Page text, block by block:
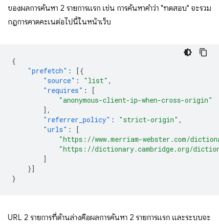
ของผลการค้นหา 2 รายการแรก เช่น การค้นหาคำว่า "ทดสอบ" จะรวม
กฎการคาดคะเนต่อไปนี้ในหน้าเว็บ
{
"prefetch" :
[{
"source" : "list" ,
"requires" :
[
"anonymous-client-ip-when-cross-origin"
],
"referrer_policy" : "strict-origin" ,
"urls" :
[
"https://www.merriam-webster.com/
"https://dictionary.cambridge.org/
]
}]
}
URL 2 รายการที่ด้านล่างคือผลการค้นหา 2 รายการแรก และระบบจะ